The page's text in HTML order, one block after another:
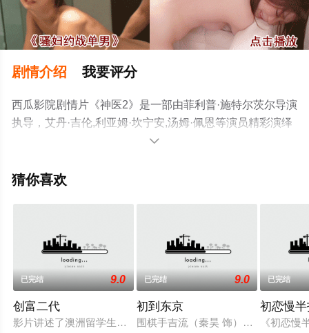
剧情介绍 我要评分
西瓜影院剧情片《神医2》是一部由菲利普·施特尔茨尔导演
执导，艾丹·吉伦,利亚姆·坎宁安,汤姆·佩恩等演员精彩演绎
的德国电影，手机免费观看高清未删减完整版电影大全就
剧情网等平台了解。

猜你喜欢
已完结 9.0
创富二代
影片讲述了澳洲留学生富二代陆万里等三男三女同学在海外恋
已完结 9.0
初到东京
围棋手吉流（秦昊 饰）初到东京留
已完结
初恋慢
《初恋